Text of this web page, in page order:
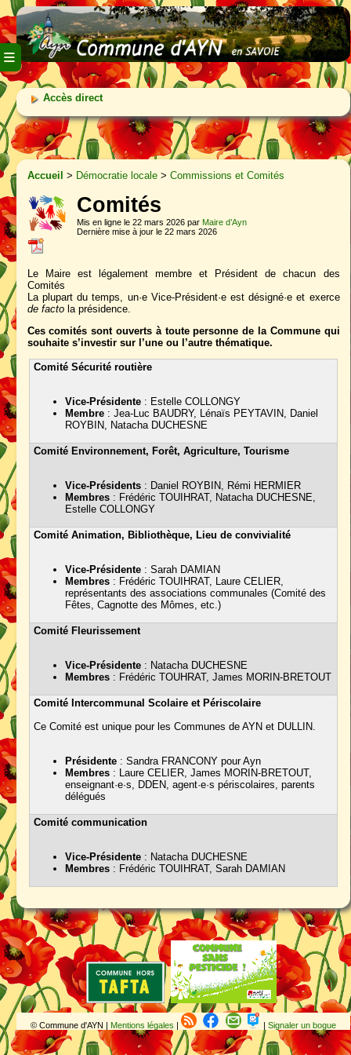
≡
Accès direct
Accueil > Démocratie locale> Commissions et Comités
Comités
Mis en ligne le 22 mars 2026 par Maire d’Ayn
Dernière mise à jour le 22 mars 2026
Le Maire est légalement membre et Président de chacun des
Comités
La plupart du temps, un·e Vice-Président·e est désigné·e et exerce
de factola présidence.
Ces comités sont ouverts à toute personne de la Commune qui
souhaite s’investir sur l’une ou l’autre thématique.
Comité Sécurité routière
Vice-Présidente : Estelle COLLONGY
Membre : Jea-Luc BAUDRY, Lénaïs PEYTAVIN, Daniel
ROYBIN, Natacha DUCHESNE
Comité Environnement, Forêt, Agriculture, Tourisme
Vice-Présidents : Daniel ROYBIN, Rémi HERMIER
Membres : Frédéric TOUIHRAT, Natacha DUCHESNE,
Estelle COLLONGY
Comité Animation, Bibliothèque, Lieu de convivialité
Vice-Présidente : Sarah DAMIAN
Membres : Frédéric TOUIHRAT, Laure CELIER,
représentants des associations communales (Comité des
Fêtes, Cagnotte des Mômes, etc.)
Comité Fleurissement
Vice-Présidente : Natacha DUCHESNE
Membres : Frédéric TOUHRAT, James MORIN-BRETOUT
Comité Intercommunal Scolaire et Périscolaire
Ce Comité est unique pour les Communes de AYN et DULLIN.
Présidente : Sandra FRANCONY pour Ayn
Membres : Laure CELIER, James MORIN-BRETOUT,
enseignant·e·s, DDEN, agent·e·s périscolaires, parents
délégués
Comité communication
Vice-Présidente : Natacha DUCHESNE
Membres : Frédéric TOUIHRAT, Sarah DAMIAN
© Commune d'AYN | Mentions légales | |Signaler un bogue